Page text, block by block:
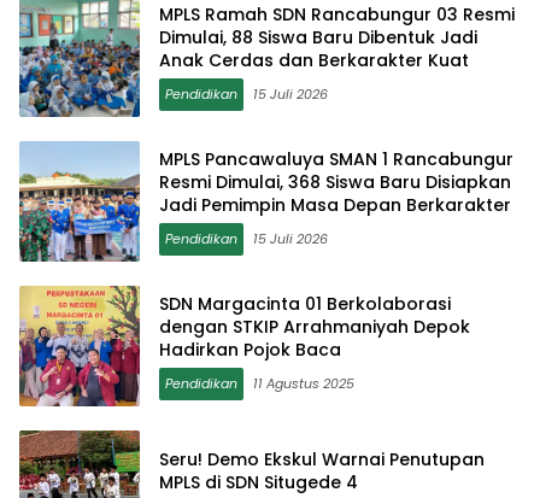
MPLS Ramah SDN Rancabungur 03 Resmi
Dimulai, 88 Siswa Baru Dibentuk Jadi
Anak Cerdas dan Berkarakter Kuat
Pendidikan 15 Juli 2026
MPLS Pancawaluya SMAN 1 Rancabungur
Resmi Dimulai, 368 Siswa Baru Disiapkan
Jadi Pemimpin Masa Depan Berkarakter
Pendidikan 15 Juli 2026
SDN Margacinta 01 Berkolaborasi
dengan STKIP Arrahmaniyah Depok
Hadirkan Pojok Baca
Pendidikan 11 Agustus 2025
Seru! Demo Ekskul Warnai Penutupan
MPLS di SDN Situgede 4